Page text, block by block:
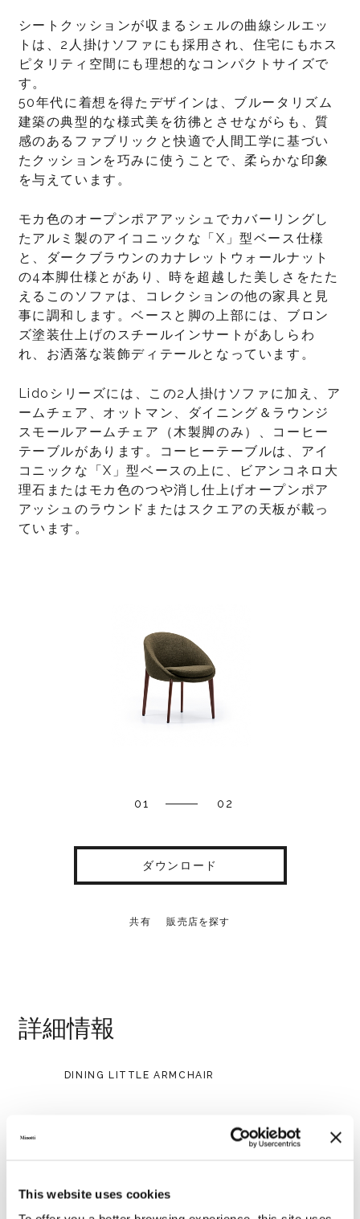
This website uses cookies
シートクッションが収まるシェルの曲線シルエッ
トは、2人掛けソファにも採用され、住宅にもホス
ピタリティ空間にも理想的なコンパクトサイズで
す。
50年代に着想を得たデザインは、ブルータリズム
建築の典型的な様式美を彷彿とさせながらも、質
感のあるファブリックと快適で人間工学に基づい
たクッションを巧みに使うことで、柔らかな印象
を与えています。
モカ色のオープンポアアッシュでカバーリングし
たアルミ製のアイコニックな「X」型ベース仕様
と、ダークブラウンのカナレットウォールナット
の4本脚仕様とがあり、時を超越した美しさをたた
えるこのソファは、コレクションの他の家具と見
事に調和します。ベースと脚の上部には、ブロン
ズ塗装仕上げのスチールインサートがあしらわ
れ、お洒落な装飾ディテールとなっています。
Lidoシリーズには、この2人掛けソファに加え、ア
ームチェア、オットマン、ダイニング＆ラウンジ
スモールアームチェア（木製脚のみ）、コーヒー
テーブルがあります。コーヒーテーブルは、アイ
コニックな「X」型ベースの上に、ビアンコネロ大
理石またはモカ色のつや消し仕上げオープンポア
アッシュのラウンドまたはスクエアの天板が載っ
ています。
01 02
ダウンロード
共有 販売店を探す
詳細情報
DINING LITTLE ARMCHAIR